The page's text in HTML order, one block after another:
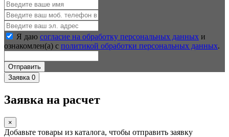
Я даю согласие на обработку персональных данных и
ознакомлен(а) с политикой обработки персональных данных.
Отправить
Заявка 0
Заявка на расчет
×
Добавьте товары из каталога, чтобы отправить заявку